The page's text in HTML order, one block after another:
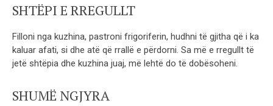
SHTËPI E RREGULLT
Filloni nga kuzhina, pastroni frigoriferin, hudhni të gjitha që i ka
kaluar afati, si dhe atë që rrallë e përdorni. Sa më e rregullt të
jetë shtëpia dhe kuzhina juaj, më lehtë do të dobësoheni.
SHUMË NGJYRA